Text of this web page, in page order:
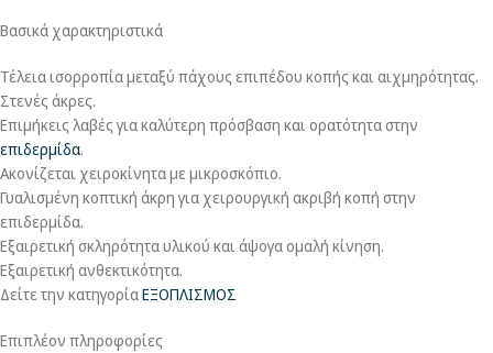
Βασικά χαρακτηριστικά
Τέλεια ισορροπία μεταξύ πάχους επιπέδου κοπής και αιχμηρότητας.
Στενές άκρες.
Επιμήκεις λαβές για καλύτερη πρόσβαση και ορατότητα στην
επιδερμίδα.
Ακονίζεται χειροκίνητα με μικροσκόπιο.
Γυαλισμένη κοπτική άκρη για χειρουργική ακριβή κοπή στην
επιδερμίδα.
Εξαιρετική σκληρότητα υλικού και άψογα ομαλή κίνηση.
Εξαιρετική ανθεκτικότητα.
Δείτε την κατηγορίαΕΞΟΠΛΙΣΜΟΣ
Επιπλέον πληροφορίες